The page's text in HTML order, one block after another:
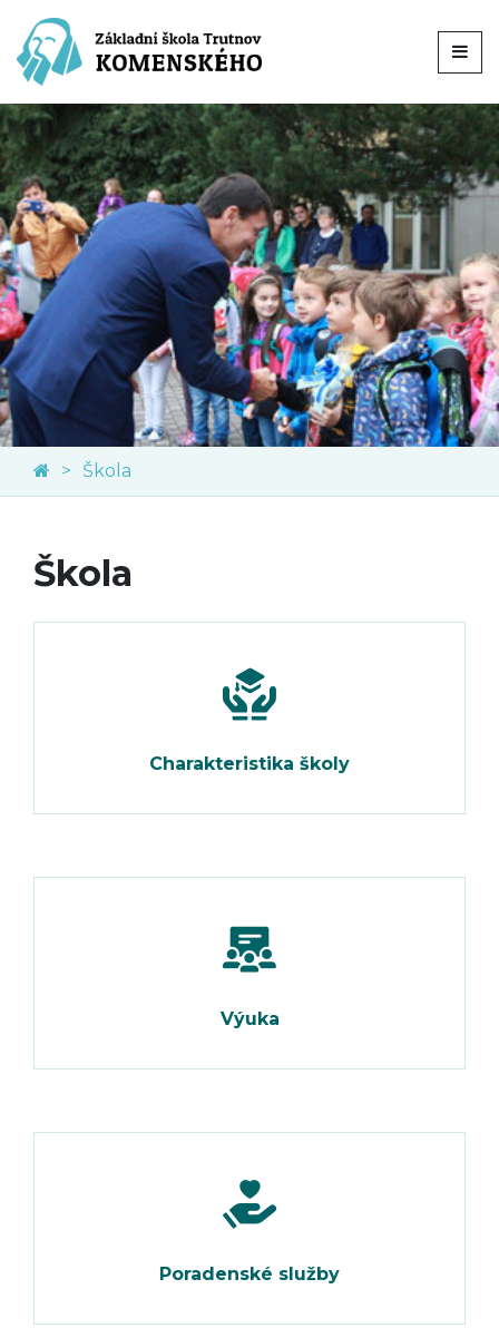
Škola
Škola
Charakteristika školy
Výuka
Poradenské služby